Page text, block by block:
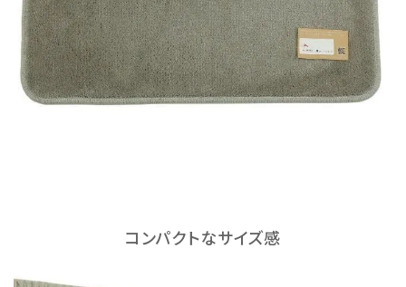
コンパクトなサイズ感